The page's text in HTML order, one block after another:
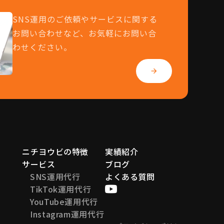
SNS運用のご依頼やサービスに関する
お問い合わせなど、お気軽にお問い合
わせください。
arrow_forward
ニチヨウビの特徴
サービス
SNS運用代行
TikTok運用代行
YouTube運用代行
Instagram運用代行
実績紹介
ブログ
よくある質問